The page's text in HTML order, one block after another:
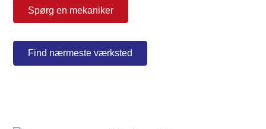
Spørg en mekaniker
Find nærmeste værksted